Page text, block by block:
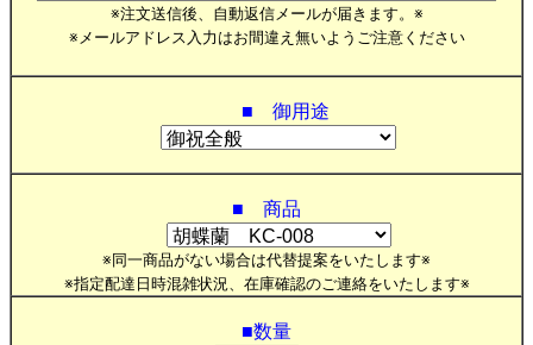
※注文送信後、自動返信メールが届きます。※
※メールアドレス入力はお間違え無いようご注意ください
■ 御用途
■ 商品
※同一商品がない場合は代替提案をいたします※
※指定配達日時混雑状況、在庫確認のご連絡をいたします※
■数量